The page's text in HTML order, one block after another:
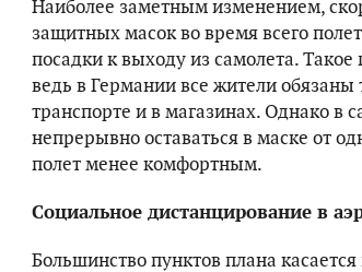
Наиболее заметным изменением,
защитных масок во время всего
посадки к выходу из самолета.
ведь в Германии все жители
транспорте и в магазинах. Однако в
непрерывно оставаться в маске от
полет менее комфортным.
Социальное дистанцирование в
Большинство пунктов плана